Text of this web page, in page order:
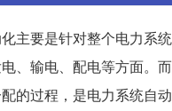
主要是针对整个电力系
、输电、配电等方面。
的过程，是电力系统自